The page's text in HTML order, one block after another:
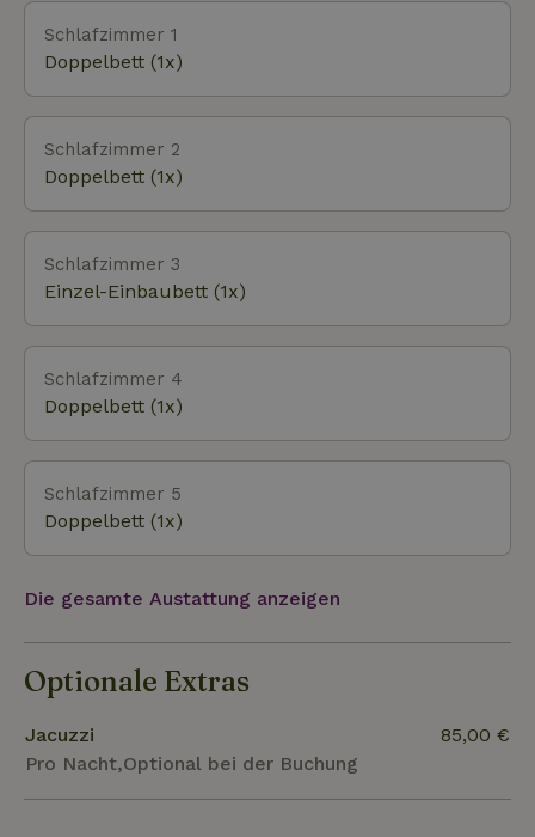
Schlafzimmer 1
Doppelbett (1x)
Schlafzimmer 2
Doppelbett (1x)
Schlafzimmer 3
Einzel-Einbaubett (1x)
Schlafzimmer 4
Doppelbett (1x)
Schlafzimmer 5
Doppelbett (1x)
Die gesamte Austattung anzeigen
Optionale Extras
Jacuzzi
Pro Nacht,Optional bei der Buchung
85,00 €